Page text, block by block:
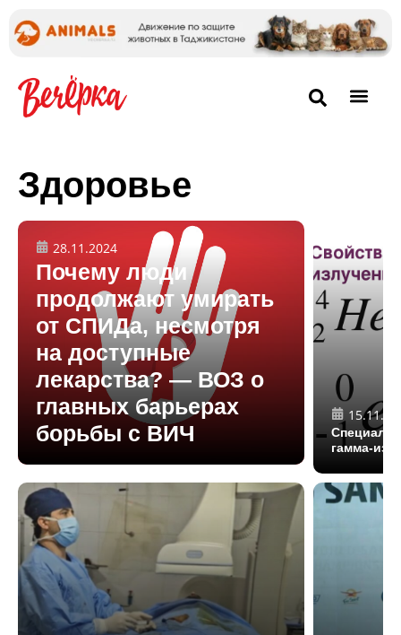
Здоровье
28.11.2024
Почему люди
продолжают умирать
от СПИДа, несмотря
на доступные
лекарства? — ВОЗ о
главных барьерах
борьбы с ВИЧ
гамма-